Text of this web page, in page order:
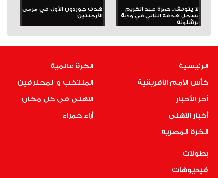
لا يتوقف.. حمزة عبد الكريم
يسجل هدفه الثاني في ودية
برشلونة
هدف جوردون الأول في مرمى
الأرجنتين
الرئيسية
كأس الأمم الأفريقية
أخر الأخبار
أخبار الاهلى
الكرة المصرية
الكرة عالمية
المنتخب و المحترفين
الاهلى فى كل مكان
أراء حمراء
بطولات
فيديوهات